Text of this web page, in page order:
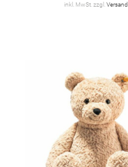
inkl. MwSt. zzgl.Versand